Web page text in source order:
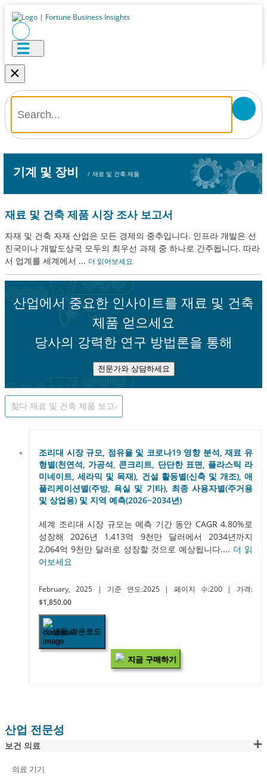
×
기계 및 장비 / 재료 및 건축 제품
재료 및 건축 제품 시장 조사 보고서
자재 및 건축 자재 산업은 모든 경제의 중추입니다. 인프라 개발은 선
진국이나 개발도상국 모두의 최우선 과제 중 하나로 간주됩니다. 따라
서 업계를 세계에서 ... 더 읽어보세요
산업에서 중요한 인사이트를 재료 및 건축
제품 얻으세요
당사의 강력한 연구 방법론을 통해
전문가와 상담하세요
조리대 시장 규모, 점유율 및 코로나19 영향 분석, 재료 유
형별(천연석, 가공석, 콘크리트, 단단한 표면, 플라스틱 라
미네이트, 세라믹 및 목재), 건설 활동별(신축 및 개조), 애
플리케이션별(주방, 욕실 및 기타), 최종 사용자별(주거용
및 상업용) 및 지역 예측(2026~2034년)
세계 조리대 시장 규모는 예측 기간 동안 CAGR 4.80%로
성장해 2026년 1,413억 9천만 달러에서 2034년까지
2,064억 9천만 달러로 성장할 것으로 예상됩니다.... 더 읽
어보세요
February, 2025 | 기준 연도:2025 | 페이지 수:200
| 가격:
$1,850.00
샘플 다운로드
지금 구매하기
산업 전문성
보건 의료
의료 기기